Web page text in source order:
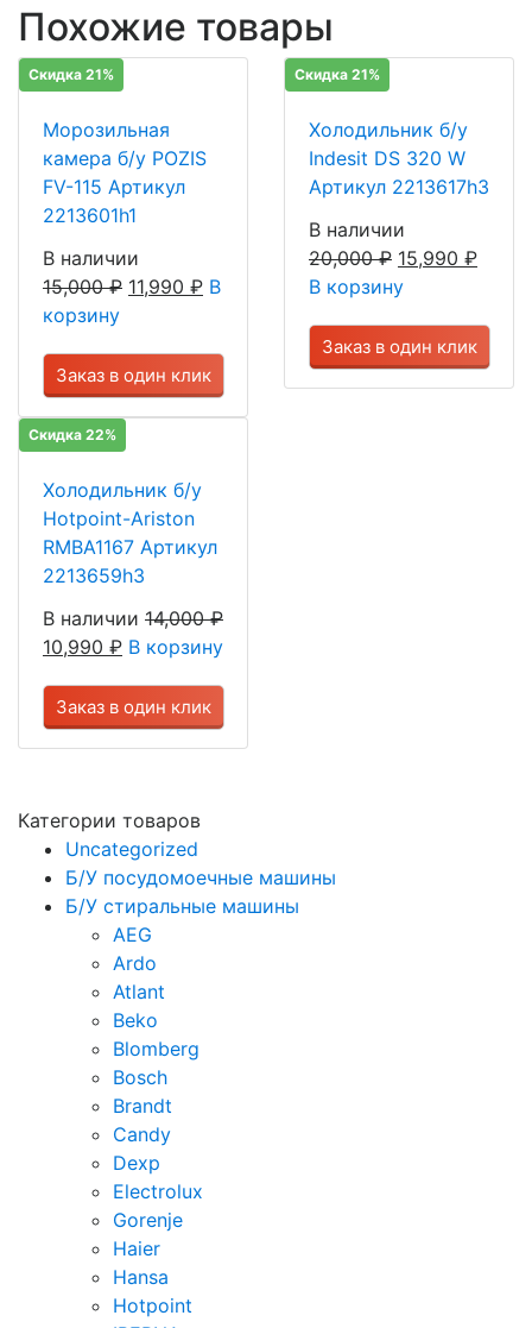
Похожие товары
Скидка 21%
Морозильная
камера б/у POZIS
FV-115 Артикул
2213601h1
В наличии
15,000₽ 11,990 ₽ В
корзину
Заказ в один клик
Скидка 21%
Холодильник б/у
Indesit DS 320 W
Артикул 2213617h3
В наличии
20,000₽ 15,990 ₽
В корзину
Заказ в один клик
Скидка 22%
Холодильник б/у
Hotpoint-Ariston
RMBA1167 Артикул
2213659h3
В наличии 14,000₽
10,990 ₽ В корзину
Заказ в один клик
Категории товаров
Uncategorized
Б/У посудомоечные машины
Б/У стиральные машины
AEG
Ardo
Atlant
Beko
Blomberg
Bosch
Brandt
Candy
Dexp
Electrolux
Gorenje
Haier
Hansa
Hotpoint